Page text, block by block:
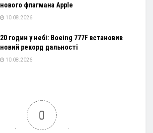
нового флагмана Apple
10.08.2026
20 годин у небі: Boeing 777F встановив
новий рекорд дальності
10.08.2026
0